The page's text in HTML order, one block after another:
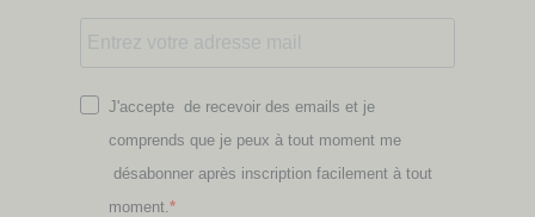
J'accepte de recevoir des emails et je
comprends que je peux à tout moment me
désabonner après inscription facilement à tout
moment.